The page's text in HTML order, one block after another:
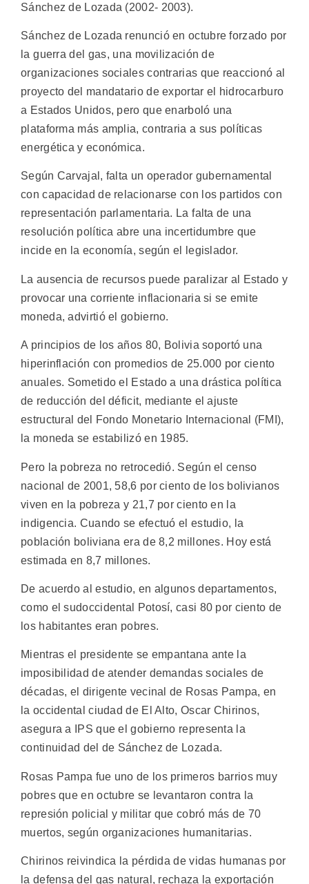
Sánchez de Lozada (2002- 2003).
Sánchez de Lozada renunció en octubre forzado por
la guerra del gas, una movilización de
organizaciones sociales contrarias que reaccionó al
proyecto del mandatario de exportar el hidrocarburo
a Estados Unidos, pero que enarboló una
plataforma más amplia, contraria a sus políticas
energética y económica.
Según Carvajal, falta un operador gubernamental
con capacidad de relacionarse con los partidos con
representación parlamentaria. La falta de una
resolución política abre una incertidumbre que
incide en la economía, según el legislador.
La ausencia de recursos puede paralizar al Estado y
provocar una corriente inflacionaria si se emite
moneda, advirtió el gobierno.
A principios de los años 80, Bolivia soportó una
hiperinflación con promedios de 25.000 por ciento
anuales. Sometido el Estado a una drástica política
de reducción del déficit, mediante el ajuste
estructural del Fondo Monetario Internacional (FMI),
la moneda se estabilizó en 1985.
Pero la pobreza no retrocedió. Según el censo
nacional de 2001, 58,6 por ciento de los bolivianos
viven en la pobreza y 21,7 por ciento en la
indigencia. Cuando se efectuó el estudio, la
población boliviana era de 8,2 millones. Hoy está
estimada en 8,7 millones.
De acuerdo al estudio, en algunos departamentos,
como el sudoccidental Potosí, casi 80 por ciento de
los habitantes eran pobres.
Mientras el presidente se empantana ante la
imposibilidad de atender demandas sociales de
décadas, el dirigente vecinal de Rosas Pampa, en
la occidental ciudad de El Alto, Oscar Chirinos,
asegura a IPS que el gobierno representa la
continuidad del de Sánchez de Lozada.
Rosas Pampa fue uno de los primeros barrios muy
pobres que en octubre se levantaron contra la
represión policial y militar que cobró más de 70
muertos, según organizaciones humanitarias.
Chirinos reivindica la pérdida de vidas humanas por
la defensa del gas natural, rechaza la exportación